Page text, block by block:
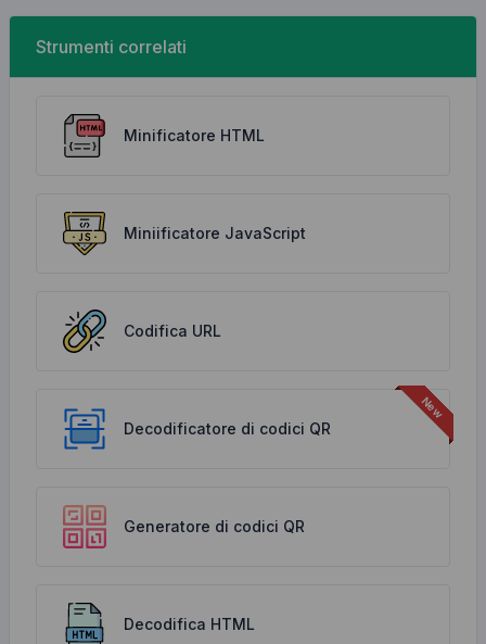
Strumenti correlati
Minificatore HTML
Miniificatore JavaScript
Codifica URL
Decodificatore di codici QR
Generatore di codici QR
Decodifica HTML